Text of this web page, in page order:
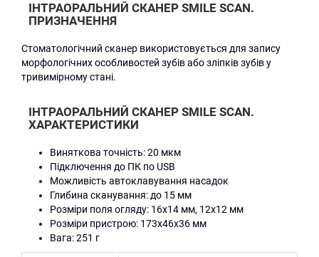
ІНТРАОРАЛЬНИЙ СКАНЕР SMILE SCAN.
ПРИЗНАЧЕННЯ
Стоматологічний сканер використовується для запису
морфологічних особливостей зубів або зліпків зубів у
тривимірному стані.
ІНТРАОРАЛЬНИЙ СКАНЕР SMILE SCAN.
ХАРАКТЕРИСТИКИ
Виняткова точність: 20 мкм
Підключення до ПК по USB
Можливість автоклавування насадок
Глибина сканування: до 15 мм
Розміри поля огляду: 16х14 мм, 12х12 мм
Розміри пристрою: 173х46х36 мм
Вага: 251 г